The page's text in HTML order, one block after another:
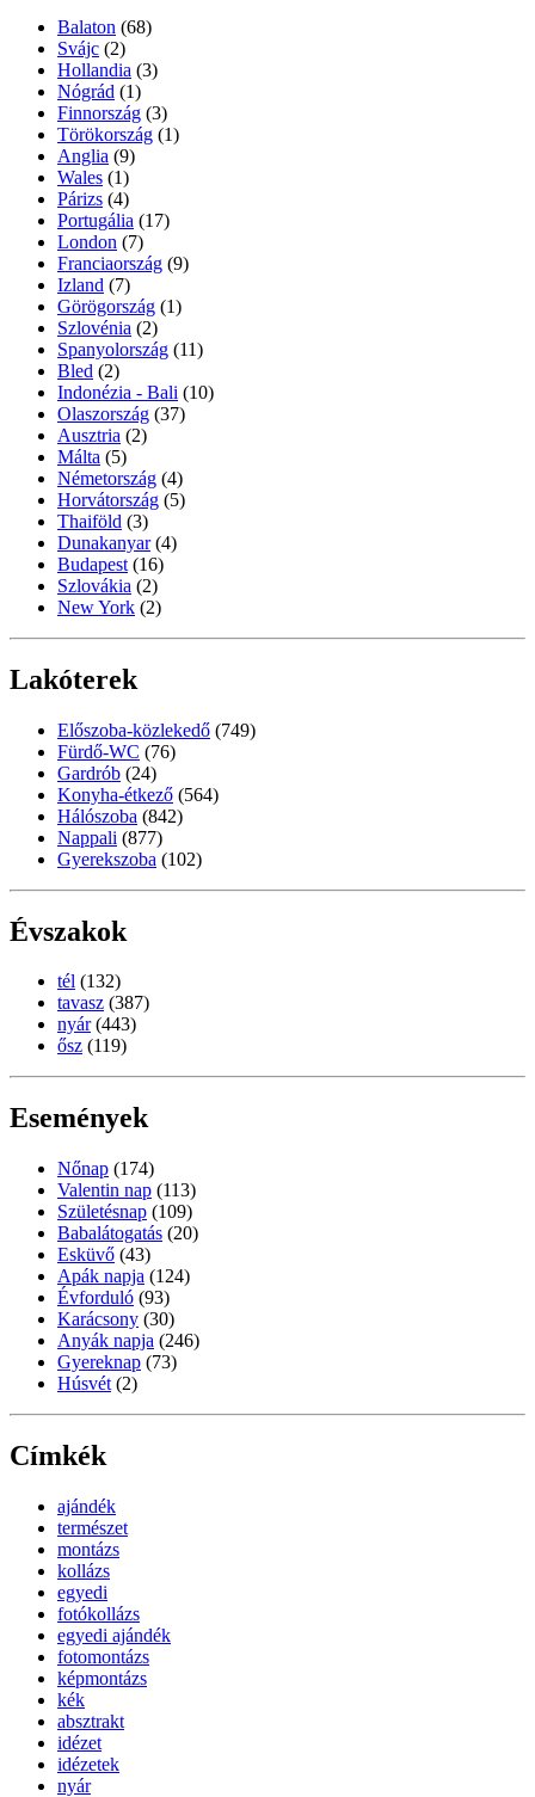
Balaton (68)
Svájc (2)
Hollandia (3)
Nógrád (1)
Finnország (3)
Törökország (1)
Anglia (9)
Wales (1)
Párizs (4)
Portugália (17)
London (7)
Franciaország (9)
Izland (7)
Görögország (1)
Szlovénia (2)
Spanyolország (11)
Bled (2)
Indonézia - Bali (10)
Olaszország (37)
Ausztria (2)
Málta (5)
Németország (4)
Horvátország (5)
Thaiföld (3)
Dunakanyar (4)
Budapest (16)
Szlovákia (2)
New York (2)
Lakóterek
Előszoba-közlekedő (749)
Fürdő-WC (76)
Gardrób (24)
Konyha-étkező (564)
Hálószoba (842)
Nappali (877)
Gyerekszoba (102)
Évszakok
tél (132)
tavasz (387)
nyár (443)
ősz (119)
Események
Nőnap (174)
Valentin nap (113)
Születésnap (109)
Babalátogatás (20)
Esküvő (43)
Apák napja (124)
Évforduló (93)
Karácsony (30)
Anyák napja (246)
Gyereknap (73)
Húsvét (2)
Címkék
ajándék
természet
montázs
kollázs
egyedi
fotókollázs
egyedi ajándék
fotomontázs
képmontázs
kék
absztrakt
idézet
idézetek
nyár